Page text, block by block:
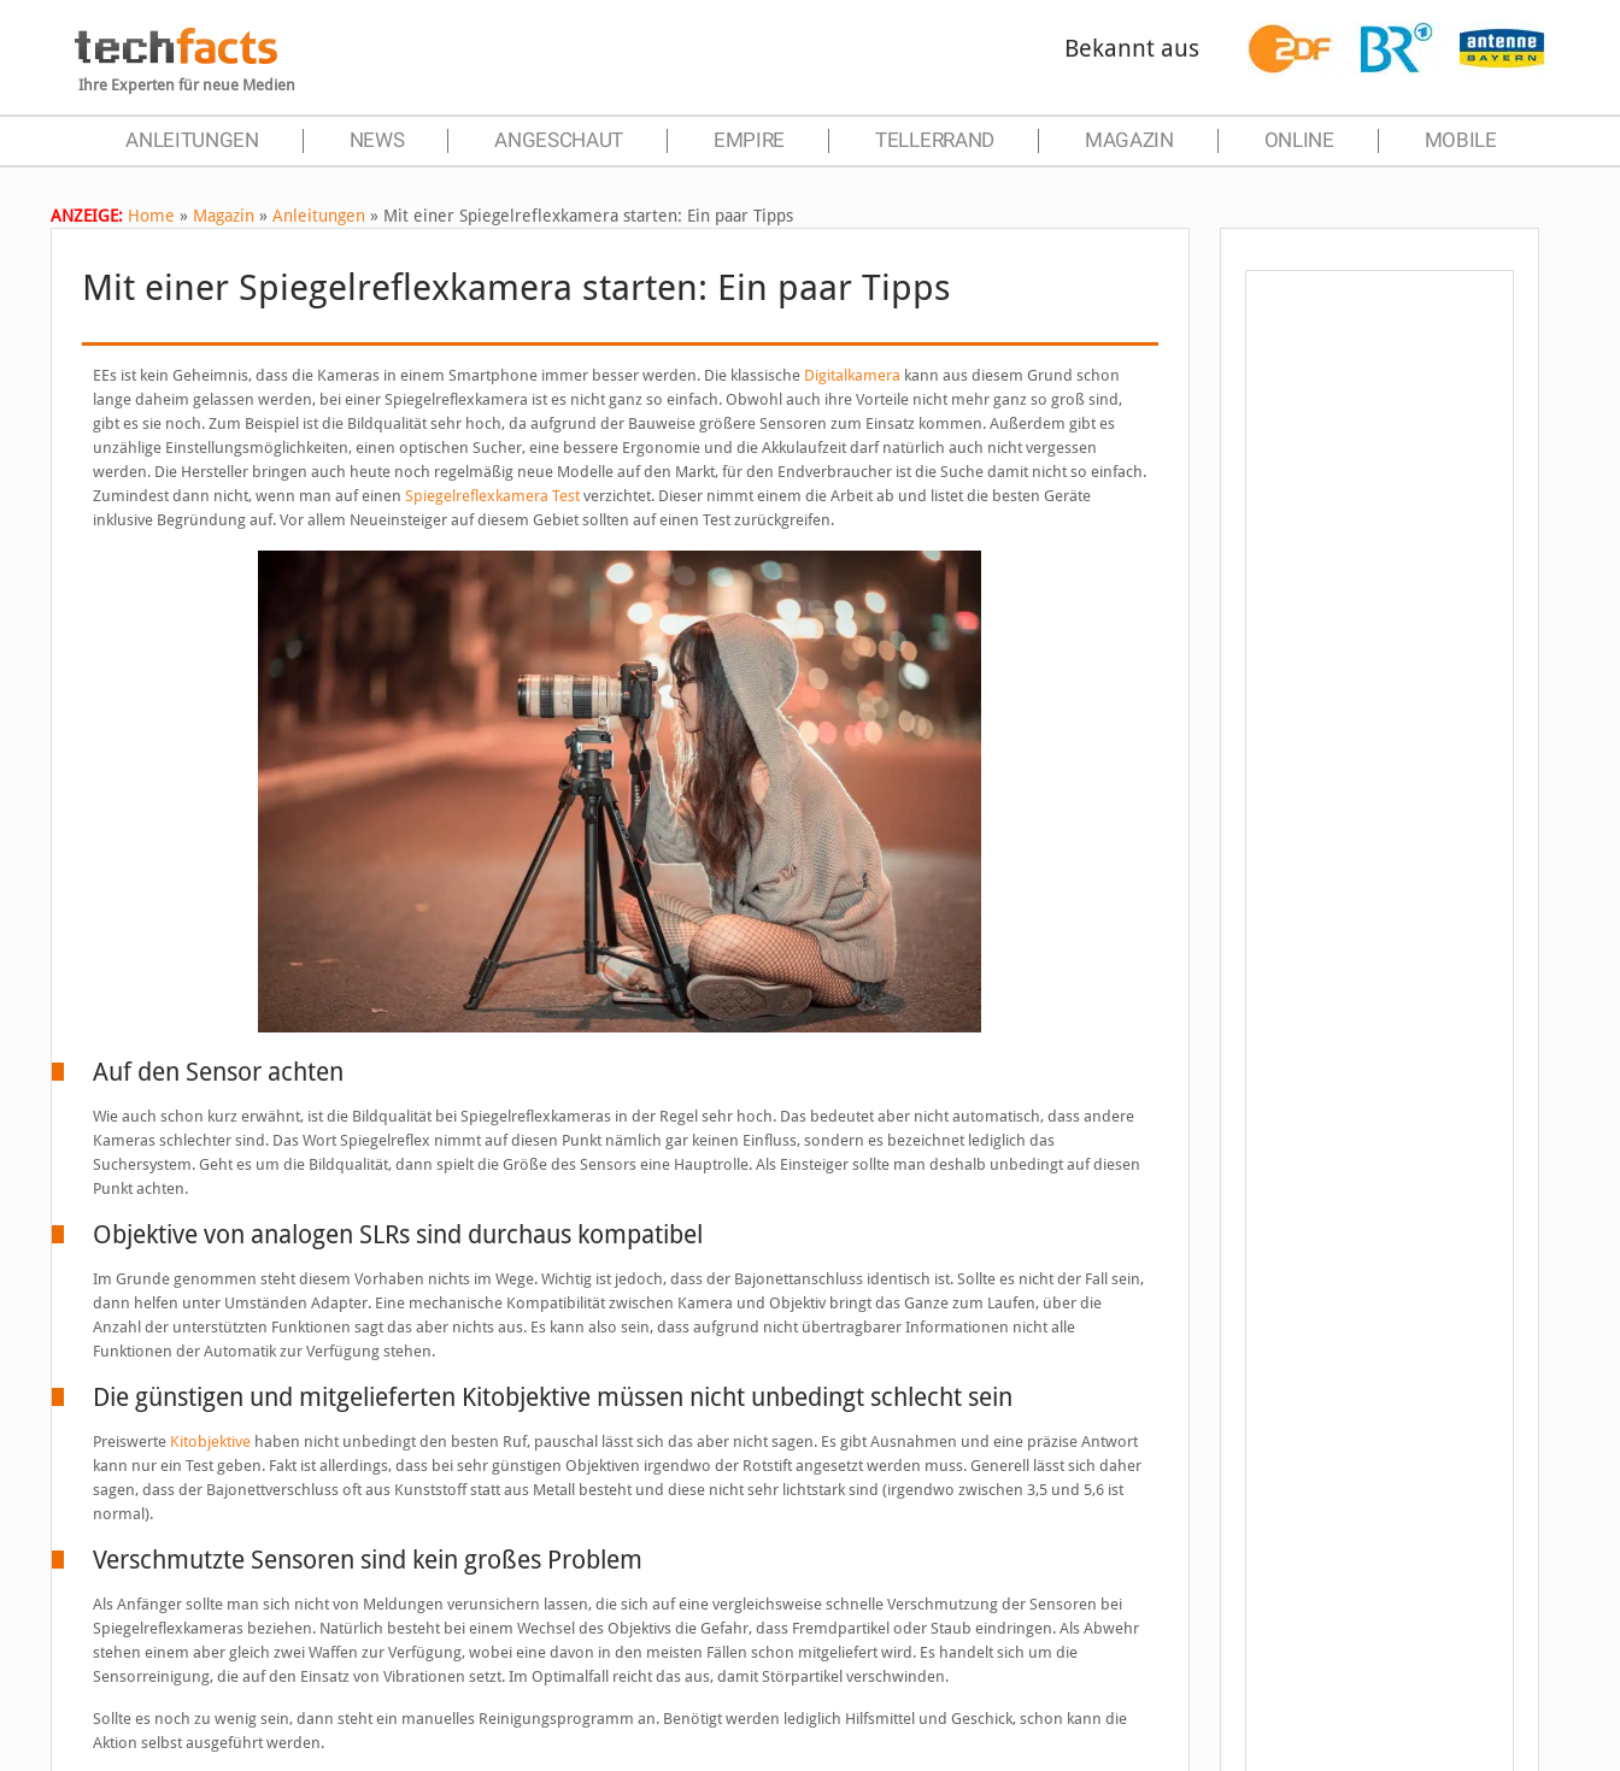
Ihre Experten für neue Medien
Bekannt aus
ANLEITUNGEN NEWS ANGESCHAUT EMPIRE TELLERRAND MAGAZIN ONLINE MOBILE
ANZEIGE: Home » Magazin » Anleitungen » Mit einer Spiegelreflexkamera starten: Ein paar Tipps
Mit einer Spiegelreflexkamera starten: Ein paar Tipps
EEs ist kein Geheimnis, dass die Kameras in einem Smartphone immer besser werden. Die klassische Digitalkamera kann aus diesem Grund schon
lange daheim gelassen werden, bei einer Spiegelreflexkamera ist es nicht ganz so einfach. Obwohl auch ihre Vorteile nicht mehr ganz so groß sind,
gibt es sie noch. Zum Beispiel ist die Bildqualität sehr hoch, da aufgrund der Bauweise größere Sensoren zum Einsatz kommen. Außerdem gibt es
unzählige Einstellungsmöglichkeiten, einen optischen Sucher, eine bessere Ergonomie und die Akkulaufzeit darf natürlich auch nicht vergessen
werden. Die Hersteller bringen auch heute noch regelmäßig neue Modelle auf den Markt, für den Endverbraucher ist die Suche damit nicht so einfach.
Zumindest dann nicht, wenn man auf einen Spiegelreflexkamera Testverzichtet. Dieser nimmt einem die Arbeit ab und listet die besten Geräte
inklusive Begründung auf. Vor allem Neueinsteiger auf diesem Gebiet sollten auf einen Test zurückgreifen.
Auf den Sensor achten
Wie auch schon kurz erwähnt, ist die Bildqualität bei Spiegelreflexkameras in der Regel sehr hoch. Das bedeutet aber nicht automatisch, dass andere
Kameras schlechter sind. Das Wort Spiegelreflex nimmt auf diesen Punkt nämlich gar keinen Einfluss, sondern es bezeichnet lediglich das
Suchersystem. Geht es um die Bildqualität, dann spielt die Größe des Sensors eine Hauptrolle. Als Einsteiger sollte man deshalb unbedingt auf diesen
Punkt achten.
Objektive von analogen SLRs sind durchaus kompatibel
Im Grunde genommen steht diesem Vorhaben nichts im Wege. Wichtig ist jedoch, dass der Bajonettanschluss identisch ist. Sollte es nicht der Fall sein,
dann helfen unter Umständen Adapter. Eine mechanische Kompatibilität zwischen Kamera und Objektiv bringt das Ganze zum Laufen, über die
Anzahl der unterstützten Funktionen sagt das aber nichts aus. Es kann also sein, dass aufgrund nicht übertragbarer Informationen nicht alle
Funktionen der Automatik zur Verfügung stehen.
Die günstigen und mitgelieferten Kitobjektive müssen nicht unbedingt schlecht sein
Preiswerte Kitobjektivehaben nicht unbedingt den besten Ruf, pauschal lässt sich das aber nicht sagen. Es gibt Ausnahmen und eine präzise Antwort
kann nur ein Test geben. Fakt ist allerdings, dass bei sehr günstigen Objektiven irgendwo der Rotstift angesetzt werden muss. Generell lässt sich daher
sagen, dass der Bajonettverschluss oft aus Kunststoff statt aus Metall besteht und diese nicht sehr lichtstark sind (irgendwo zwischen 3,5 und 5,6 ist
normal).
Verschmutzte Sensoren sind kein großes Problem
Als Anfänger sollte man sich nicht von Meldungen verunsichern lassen, die sich auf eine vergleichsweise schnelle Verschmutzung der Sensoren bei
Spiegelreflexkameras beziehen. Natürlich besteht bei einem Wechsel des Objektivs die Gefahr, dass Fremdpartikel oder Staub eindringen. Als Abwehr
stehen einem aber gleich zwei Waffen zur Verfügung, wobei eine davon in den meisten Fällen schon mitgeliefert wird. Es handelt sich um die
Sensorreinigung, die auf den Einsatz von Vibrationen setzt. Im Optimalfall reicht das aus, damit Störpartikel verschwinden.
Sollte es noch zu wenig sein, dann steht ein manuelles Reinigungsprogramm an. Benötigt werden lediglich Hilfsmittel und Geschick, schon kann die
Aktion selbst ausgeführt werden.